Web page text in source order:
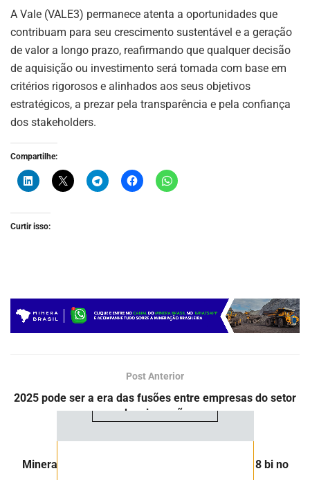
A Vale (VALE3) permanece atenta a oportunidades que
contribuam para seu crescimento sustentável e a geração
de valor a longo prazo, reafirmando que qualquer decisão
de aquisição ou investimento será tomada com base em
critérios rigorosos e alinhados aos seus objetivos
estratégicos, a prezar pela transparência e pela confiança
dos stakeholders.
Compartilhe:
Curtir isso:
Post Anterior
2025 pode ser a era das fusões entre empresas do setor
de mineração
Próximo Post
Mineradora Ma’aden nega investimento de R$ 8 bi no
Fique atualizado com as últimas
notíciase inovações do setor mineral
brasileiro.
ASSINAR